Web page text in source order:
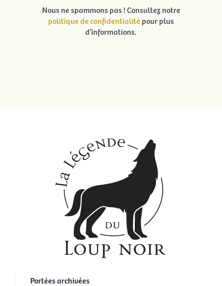
Nous ne spammons pas ! Consultez notre
politique de confidentialité pour plus
d’informations.
Portées archivées